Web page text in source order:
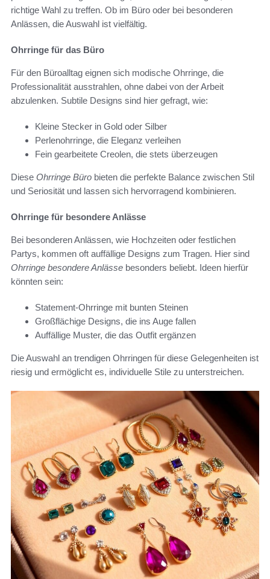
richtige Wahl zu treffen. Ob im Büro oder bei besonderen
Anlässen, die Auswahl ist vielfältig.
Ohrringe für das Büro
Für den Büroalltag eignen sich modische Ohrringe, die
Professionalität ausstrahlen, ohne dabei von der Arbeit
abzulenken. Subtile Designs sind hier gefragt, wie:
Kleine Stecker in Gold oder Silber
Perlenohrringe, die Eleganz verleihen
Fein gearbeitete Creolen, die stets überzeugen
Diese Ohrringe Büro bieten die perfekte Balance zwischen Stil
und Seriosität und lassen sich hervorragend kombinieren.
Ohrringe für besondere Anlässe
Bei besonderen Anlässen, wie Hochzeiten oder festlichen
Partys, kommen oft auffällige Designs zum Tragen. Hier sind
Ohrringe besondere Anlässe besonders beliebt. Ideen hierfür
könnten sein:
Statement-Ohrringe mit bunten Steinen
Großflächige Designs, die ins Auge fallen
Auffällige Muster, die das Outfit ergänzen
Die Auswahl an trendigen Ohrringen für diese Gelegenheiten ist
riesig und ermöglicht es, individuelle Stile zu unterstreichen.